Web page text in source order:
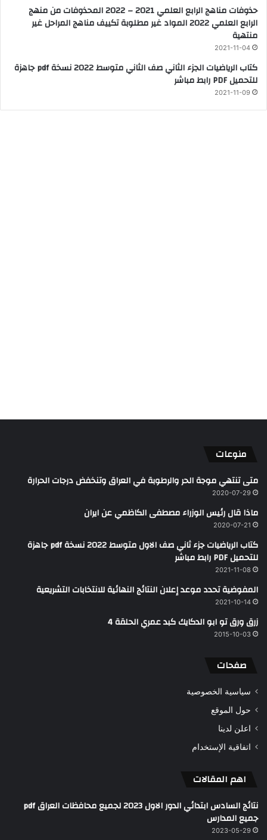
حذوفات مناهج الرابع العلمي 2021 – 2022 المحذوفات من منهج
الرابع العلمي 2022 المواد غير مطلوبة تكييف مناهج المراحل غير
منتهية
2021-11-04
كتاب الرياضيات الجزء الثاني صف الثاني متوسط 2022 نسخة pdf جاهزة
للتحميل PDF رابط مباشر
2021-11-09
منوعات
متى تنتهي موجة الحر والرطوبة في العراق وتنخفض درجات الحرارة
2020-07-29
ماذا قال رئيس الوزراء مصطفى الكاظمي عن ايران
2020-07-21
كتاب الرياضيات جزء ثاني صف الاول متوسط 2022 نسخة pdf جاهزة
للتحميل PDF رابط مباشر
2021-11-08
المفوضية تحدد موعد إعلان النتائج النهائية للانتخابات التشريعية
2021-10-14
زرق ورق تو ابو الدكايك كبد عمري الحلقة 4
2015-10-03
صفحات
سياسية الخصوصية
حول الموقع
اعلن لدينا
اتفاقية الإستخدام
اهم المقالات
نتائج السادس ابتدائي الدور الاول 2023 لجميع محافظات العراق pdf
جميع المدارس
2023-05-29